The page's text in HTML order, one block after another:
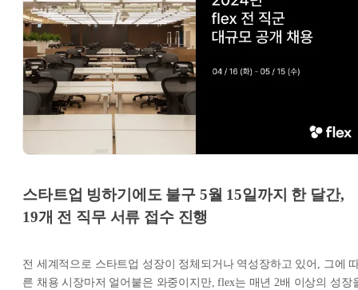
스타트업 빙하기에도 불구 5월 15일까지 한 달간,
19개 전 직무 서류 접수 진행
전 세계적으로 스타트업 성장이 정체되거나 역성장하고 있어, 그에
른 채용 시장마저 얼어붙은 와중이지만, flex는 매년 2배 이상의 성장